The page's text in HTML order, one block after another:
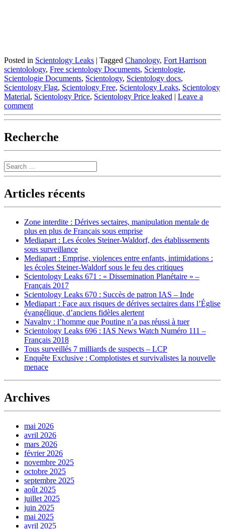
Posted in Scientology Leaks | Tagged Chanology, Fort Harrison
scientolology, Free scientology Documents, Scientologie,
Scientologie Documents, Scientology, Scientology docs,
Scientology Flag, Scientology Free, Scientology Leaks, Scientology
Material, Scientology Price, Scientology Price leaked | Leave a
comment
Recherche
Search
Articles récents
Zone interdite : Dérives sectaires, manipulation mentale de
plus en plus de Français sous emprise
Mediapart : Les écoles Steiner-Waldorf, des établissements
sous surveillance
Mediapart : Emprise, violences entre enfants, intimidations :
les écoles Steiner-Waldorf sous le feu des critiques
Scientology Leaks 671 : « Dissemination Planétaire » –
Français 2017
Scientology Leaks 670 : Succès de patron IAS – Inde
Mediapart : Face aux risques de dérives sectaires dans l’Église
évangélique, d’anciens fidèles alertent
Navalny : l’homme que Poutine n’a pas réussi à tuer
Scientology Leaks 696 : IAS News Watch Numéro 111 –
Français 2018
Tous surveillés 7 milliards de suspects – LCP
Enquête Exclusive : Complotistes et survivalistes la nouvelle
menace
Archives
mai 2026
avril 2026
mars 2026
février 2026
novembre 2025
octobre 2025
septembre 2025
août 2025
juillet 2025
juin 2025
mai 2025
avril 2025